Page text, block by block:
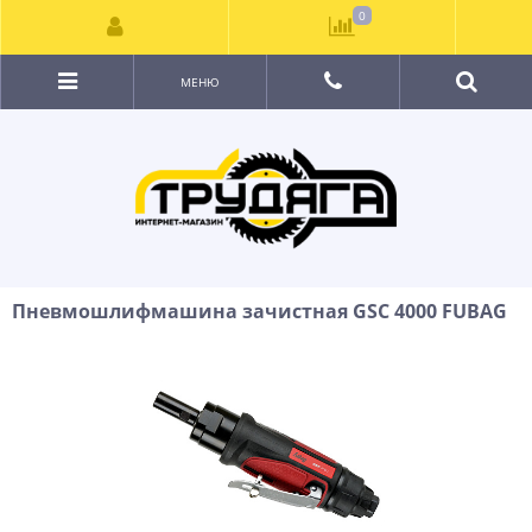
МЕНЮ
Пневмошлифмашина зачистная GSС 4000 FUBAG
0